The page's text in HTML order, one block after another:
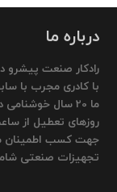
درباره ما
رادکار صنعت پیشرو
با کادری مجرب با
ما 20 سال
جهت کسب اطمینان
تجهیزات صنعتی